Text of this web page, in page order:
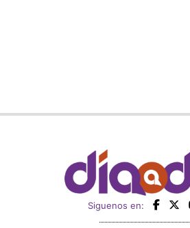
Siguenos en: